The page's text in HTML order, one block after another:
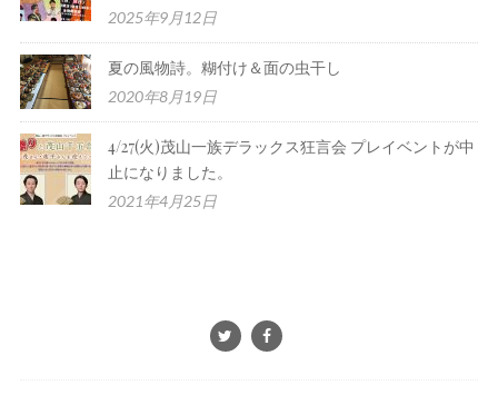
2025年9月12日
夏の風物詩。糊付け＆面の虫干し
2020年8月19日
4/27(火)茂山一族デラックス狂言会 プレイベントが中
止になりました。
2021年4月25日